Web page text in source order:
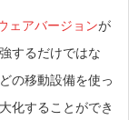
ェアバージョンが
するだけではな
の移動設備を使っ
化することができ